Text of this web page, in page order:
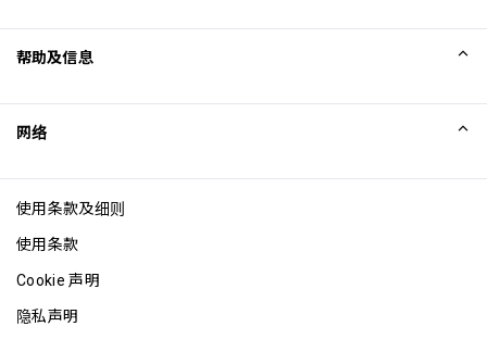
Excellence Awards
博客
帮助及信息
网络
使用条款及细则
使用条款
Cookie 声明
隐私声明